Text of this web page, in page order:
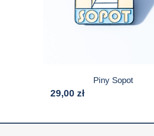
Piny Sopot
29,00 zł